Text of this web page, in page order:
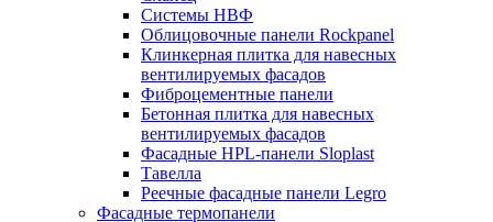
Системы НВФ
Облицовочные панели Rockpanel
Клинкерная плитка для навесных
вентилируемых фасадов
Фиброцементные панели
Бетонная плитка для навесных
вентилируемых фасадов
Фасадные HPL-панели Sloplast
Тавелла
Реечные фасадные панели Legro
Фасадные термопанели